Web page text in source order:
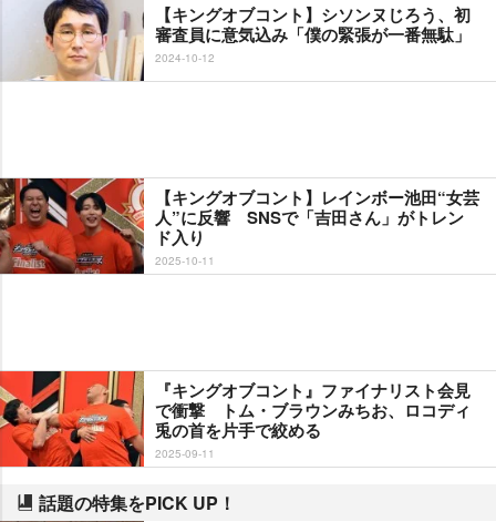
【キングオブコント】シソンヌじろう、初
審査員に意気込み「僕の緊張が一番無駄」
2024-10-12
【キングオブコント】レインボー池田“女芸
人”に反響 SNSで「吉田さん」がトレン
ド入り
2025-10-11
『キングオブコント』ファイナリスト会見
で衝撃 トム・ブラウンみちお、ロコディ
兎の首を片手で絞める
2025-09-11
話題の特集をPICK UP！